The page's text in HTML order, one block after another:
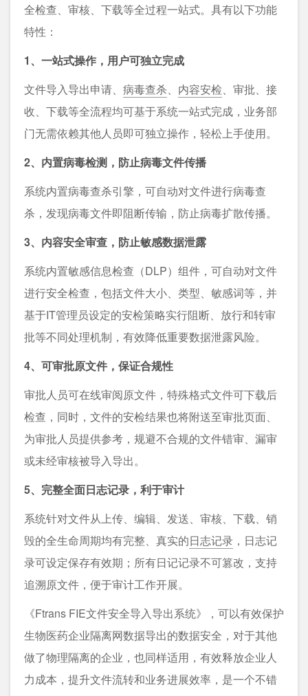
全检查、审核、下载等全过程一站式。具有以下功能
特性：
1、一站式操作，用户可独立完成
文件导入导出申请、 病毒查杀、 内容安检、审批、接
收、下载等全流程均可基于系统一站式完成，业务部
门无需依赖其他人员即可独立操作，轻松上手使用。
2、内置病毒检测，防止病毒文件传播
系统内置病毒查杀引擎，可自动对文件进行病毒查
杀，发现病毒文件即阻断传输，防止病毒扩散传播。
3、内容安全审查，防止敏感数据泄露
系统内置敏感信息检查（DLP）组件，可自动对文件
进行安全检查，包括文件大小、类型、敏感词等，并
基于IT管理员设定的安检策略实行阻断、放行和转审
批等不同处理机制，有效降低重要数据泄露风险。
4、可审批原文件，保证合规性
审批人员可在线审阅原文件，特殊格式文件可下载后
检查，同时，文件的安检结果也将附送至审批页面、
为审批人员提供参考，规避不合规的文件错审、漏审
或未经审核被导入导出。
5、完整全面日志记录，利于审计
系统针对文件从上传、编辑、发送、审核、下载、销
毁的全生命周期均有完整、真实的日志记录 ，日志记
录可设定保存有效期；所有日记记录不可篡改，支持
追溯原文件，便于审计工作开展。
《Ftrans FIE文件安全导入导出系统》，可以有效保护
生物医药企业隔离网数据导出的数据安全，对于其他
做了物理隔离的企业，也同样适用，有效释放企业人
力成本，提升文件流转和业务进展效率，是一个不错